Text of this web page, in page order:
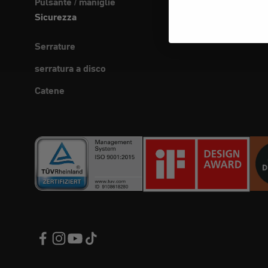
Sicurezza
Serrature
serratura a disco
Catene